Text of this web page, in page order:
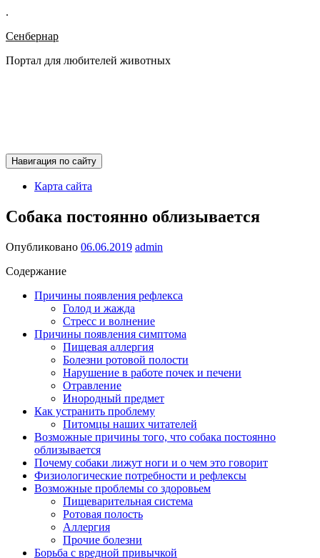
.
Сенбернар
Портал для любителей животных
Навигация по сайту
Карта сайта
Собака постоянно облизывается
Опубликовано 06.06.2019 admin
Содержание
Причины появления рефлекса
Голод и жажда
Стресс и волнение
Причины появления симптома
Пищевая аллергия
Болезни ротовой полости
Нарушение в работе почек и печени
Отравление
Инородный предмет
Как устранить проблему
Питомцы наших читателей
Возможные причины того, что собака постоянно
облизывается
Почему собаки лижут ноги и о чем это говорит
Физиологические потребности и рефлексы
Возможные проблемы со здоровьем
Пищеварительная система
Ротовая полость
Аллергия
Прочие болезни
Борьба с вредной привычкой